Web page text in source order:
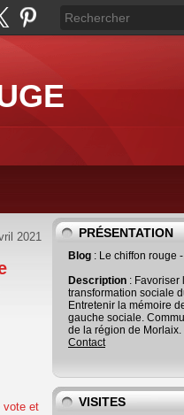
2021 PRÉSENTATION
Blog : Le chiffon rouge
Description : Favoriser
transformation sociale
Entretenir la mémoire
gauche sociale.
de la région de Morlaix.
Contact
VISITES